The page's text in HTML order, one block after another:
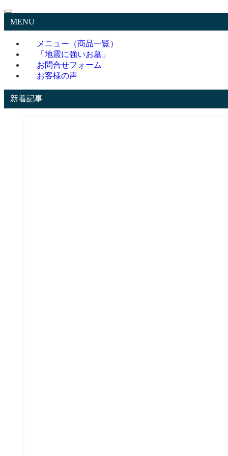
MENU
メニュー（商品一覧）
「地震に強いお墓」
お問合せフォーム
お客様の声
新着記事